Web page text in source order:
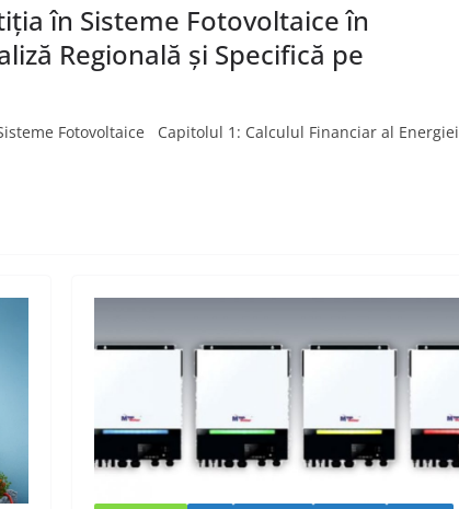
în Sisteme Fotovoltaice în
Regională și Specifică pe
Fotovoltaice Capitolul 1: Calculul Financiar al Energiei